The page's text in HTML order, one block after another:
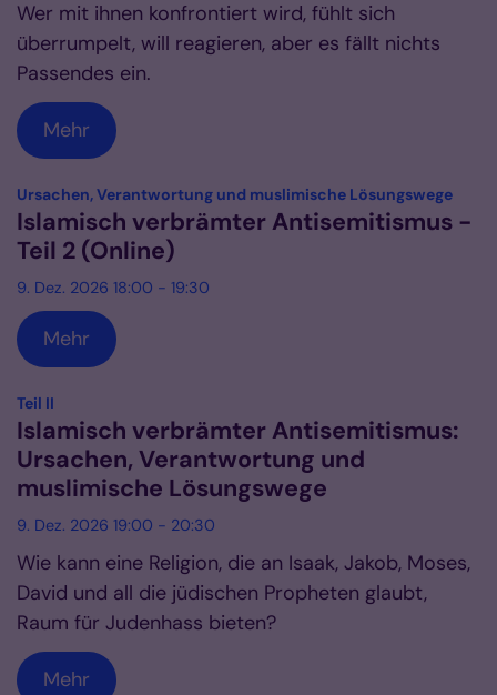
Wer mit ihnen konfrontiert wird, fühlt sich
überrumpelt, will reagieren, aber es fällt nichts
Passendes ein.
Mehr
Ursachen, Verantwortung und muslimische Lösungswege:
Islamisch verbrämter Antisemitismus -
Teil 2 (Online)
9. Dez. 2026 18:00 - 19:30
Mehr
Teil II
Islamisch verbrämter Antisemitismus:
Ursachen, Verantwortung und
muslimische Lösungswege
9. Dez. 2026 19:00 - 20:30
Wie kann eine Religion, die an Isaak, Jakob, Moses,
David und all die jüdischen Propheten glaubt,
Raum für Judenhass bieten?
Mehr